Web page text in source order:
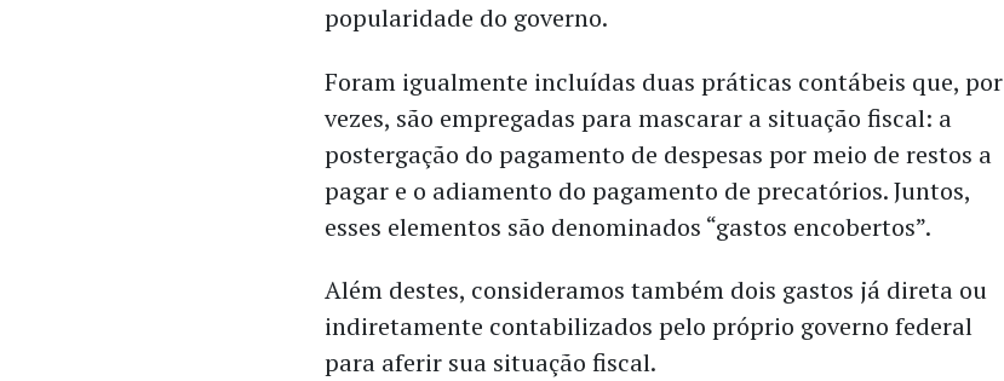
popularidade do governo.
Foram igualmente incluídas duas práticas contábeis que, por
vezes, são empregadas para mascarar a situação fiscal: a
postergação do pagamento de despesas por meio de restos a
pagar e o adiamento do pagamento de precatórios. Juntos,
esses elementos são denominados “gastos encobertos”.
Além destes, consideramos também dois gastos já direta ou
indiretamente contabilizados pelo próprio governo federal
para aferir sua situação fiscal.